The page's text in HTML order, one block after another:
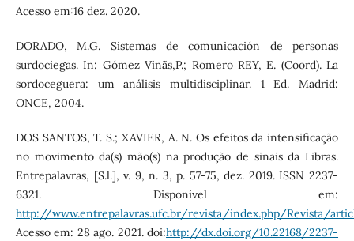
Acesso em:16 dez. 2020.
DORADO, M.G. Sistemas de comunicación de personas
surdociegas. In: Gómez Vinãs,P.; Romero REY, E. (Coord). La
sordoceguera: um análisis multidisciplinar. 1 Ed. Madrid:
ONCE, 2004.
DOS SANTOS, T. S.; XAVIER, A. N. Os efeitos da intensificação
no movimento da(s) mão(s) na produção de sinais da Libras.
Entrepalavras, [S.l.], v. 9, n. 3, p. 57-75, dez. 2019. ISSN 2237-
6321. Disponível em:
http://www.entrepalavras.ufc.br/revista/index.php/Revista/
Acesso em: 28 ago. 2021. doi:http://dx.doi.org/10.22168/2237-